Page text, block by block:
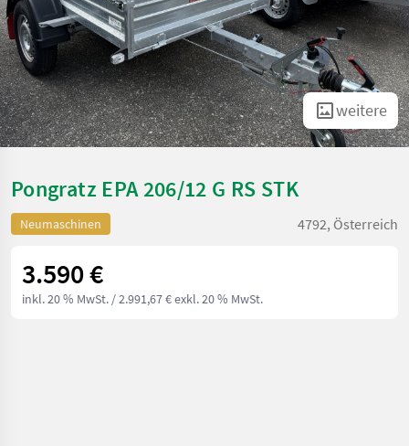
weitere
Pongratz EPA 206/12 G RS STK
Neumaschinen 4792, Österreich
3.590 €
inkl. 20 % MwSt. / 2.991,67 € exkl. 20 % MwSt.